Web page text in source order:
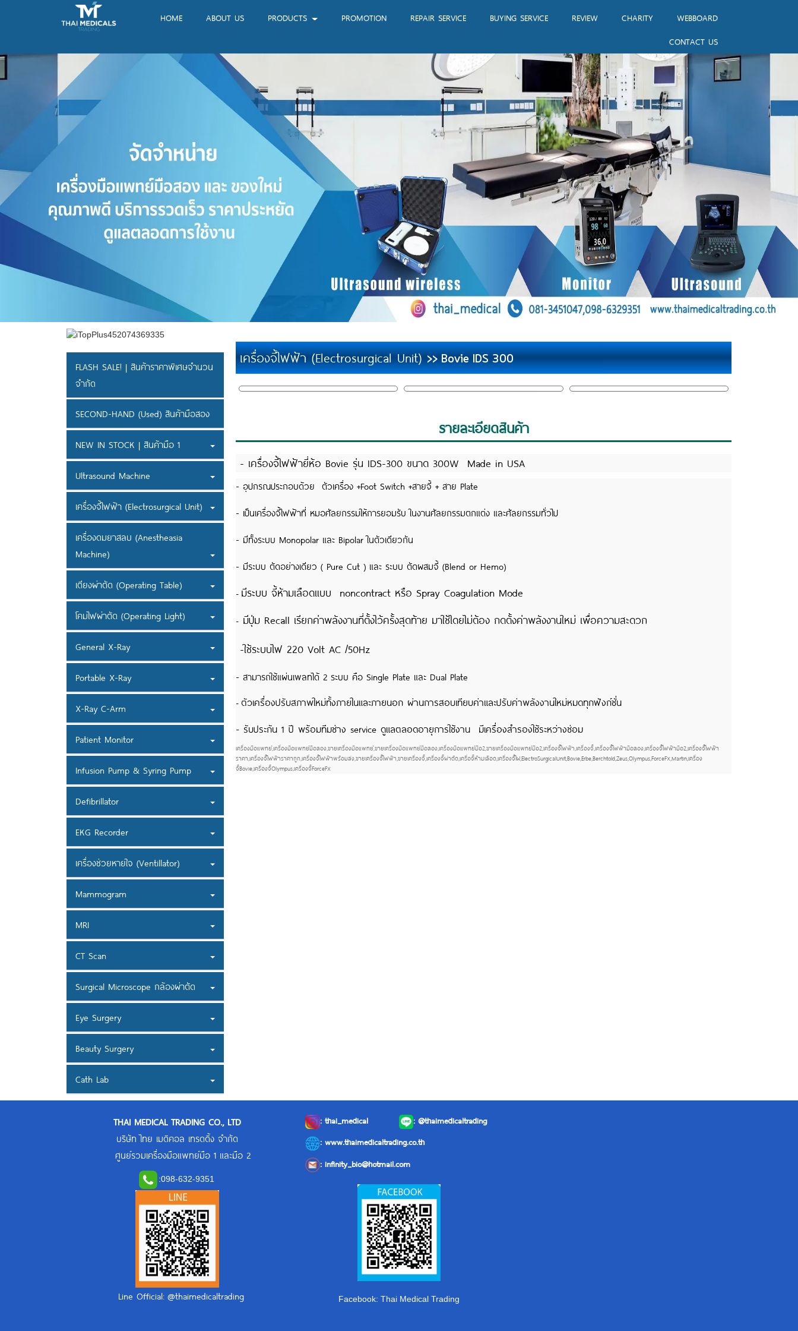
HOME ABOUT US PRODUCTS PROMOTION REPAIR SERVICE BUYING SERVICE REVIEW CHARITY
WEBBOARD
CONTACT US
FLASH SALE! | สินค้าราคาพิเศษจำนวน
จำกัด
SECOND-HAND (Used) สินค้ามือสอง
NEW IN STOCK | สินค้ามือ 1
Ultrasound Machine
เครื่องจี้ไฟฟ้า (Electrosurgical Unit)
เครื่องดมยาสลบ (Anestheasia
Machine)
เตียงผ่าตัด (Operating Table)
โคมไฟผ่าตัด (Operating Light)
General X-Ray
Portable X-Ray
X-Ray C-Arm
Patient Monitor
Infusion Pump & Syring Pump
Defibrillator
EKG Recorder
เครื่องช่วยหายใจ (Ventillator)
Mammogram
MRI
CT Scan
Surgical Microscope กล้องผ่าตัด
Eye Surgery
Beauty Surgery
Cath Lab
เครื่องจี้ไฟฟ้า (Electrosurgical Unit)>> Bovie IDS 300
รายละเอียดสินค้า
- เครื่องจี้ไฟฟ้ายี่ห้อ Bovie รุ่น IDS-300 ขนาด 300W Made in USA
- อุปกรณประกอบด้วย ตัวเครื่อง +Foot Switch +สายจี้ + สาย Plate
- เป็นเครื่องจี้ไฟฟ้าที่ หมอศัลยกรรมให้การยอมรับ ในงานศัลยกรรมตกแต่ง และศัลยกรรมทั่วไป
- มีทั้งระบบ Monopolar และ Bipolar ในตัวเดียวกัน
- มีระบบ ตัดอย่างเดียว ( Pure Cut ) และ ระบบ ตัดผสมจี้ (Blend or Hemo)
- มีระบบ จี้ห้ามเลือดแบบ noncontract หรือ Spray Coagulation Mode
- มีปุ่ม Recall เรียกค่าพลังงานที่ตั้งไว้ครั้งสุดท้าย มาใช้ไดยไม่ต้อง กดตั้งค่าพลังงานใหม่ เพื่อความสะดวก
-ใช้ระบบไฟ 220 Volt AC /50Hz
- สามารถใช้แผ่นเพลทได้ 2 ระบบ คือ Single Plate และ Dual Plate
-ตัวเครื่องปรับสภาพใหม่ทั้งภายในและภายนอก ผ่านการสอบเทียบค่าและปรับค่าพลังงานใหม่หมดทุกฟังก์ชั่น
- รับประกัน 1 ปี พร้อมทีมช่าง service ดูแลตลอดอายุการใช้งาน มีเครื่องสำรองใช้ระหว่างซ่อม
เครื่องมือแพทย์,เครื่องมือแพทย์มือสอง,ขายเครื่องมือแพทย์,ขายเครื่องมือแพทย์มือสอง,เครื่องมือแพทย์มือ2,ขายเครื่องมือแพทย์มือ2,เครื่องจี้ไฟฟ้า,เครื่องจี้,เครื่องจี้ไฟฟ้ามือสอง,เครื่องจี้ไฟฟ้ามือ2,เครื่องจี้ไฟฟ้า
ราคา,เครื่องจี้ไฟฟ้าราคาถูก,เครื่องจี้ไฟฟ้าพร้อมส่ง,ขายเครื่องจี้ไฟฟ้า,ขายเครื่องจี้,เครื่องจี้ผ่าตัด,เครื่อจี้ห้ามเลือด,เครื่องจี้ไฝ,ElectroSurgicalUnit,Bovie,Erbe,Berchtold,Zeus,Olympus,ForceFX,Martin,เครื่อง
จี้Bovie,เครื่องจี้Olympus,เครื่องจี้ForceFX
THAI MEDICAL TRADING CO., LTD
บริษัท ไทย เมดิคอล เทรดดิ้ง จำกัด
ศูนย์รวมเครื่องมือแพทย์มือ 1 และมือ 2
:098-632-9351
Line Official: @thaimedicaltrading
: thai_medical :@thaimedicaltrading
: www.thaimedicaltrading.co.th
: infinity_bio@hotmail.com
Facebook: Thai Medical Trading